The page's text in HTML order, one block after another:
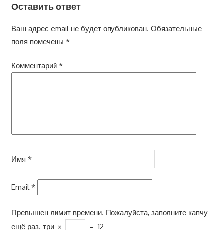
Оставить ответ
Ваш адрес email не будет опубликован. Обязательные
поля помечены *
Комментарий *
Имя *
Email *
Превышен лимит времени. Пожалуйста, заполните капчу
ещё раз. три × = 12